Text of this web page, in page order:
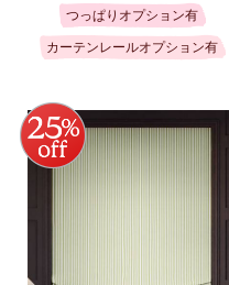
つっぱりオプション有
カーテンレールオプション有